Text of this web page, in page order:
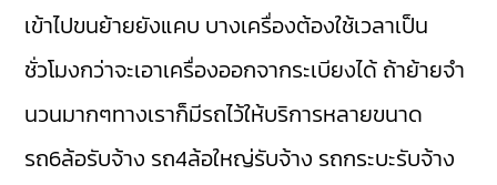
เข้าไปขนย้ายยังแคบ บางเครื่องต้องใช้เวลาเป็น
ชั่วโมงกว่าจะเอาเครื่องออกจากระเบียงได้ ถ้าย้ายจำ
นวนมากๆทางเราก็มีรถไว้ให้บริการหลายขนาด
รถ6ล้อรับจ้าง รถ4ล้อใหญ่รับจ้าง รถกระบะรับจ้าง